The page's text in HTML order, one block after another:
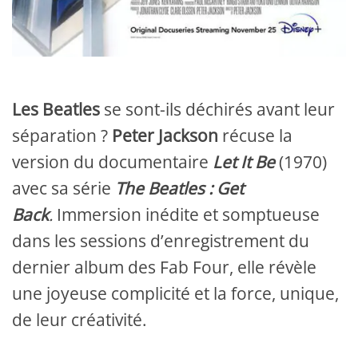
Les Beatles se sont-ils déchirés avant leur
séparation ? Peter Jackson récuse la
version du documentaire Let It Be(1970)
avec sa série The Beatles : Get
Back. Immersion inédite et somptueuse
dans les sessions d’enregistrement du
dernier album des Fab Four, elle révèle
une joyeuse complicité et la force, unique,
de leur créativité.